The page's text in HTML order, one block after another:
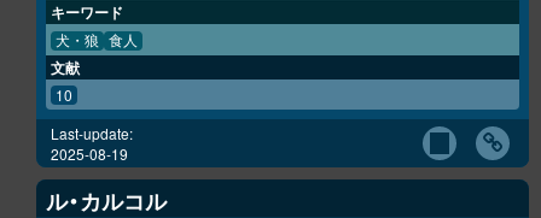
キーワード
犬・狼 食人
文献
10
Last-update:
2025-08-19
ル・カルコル